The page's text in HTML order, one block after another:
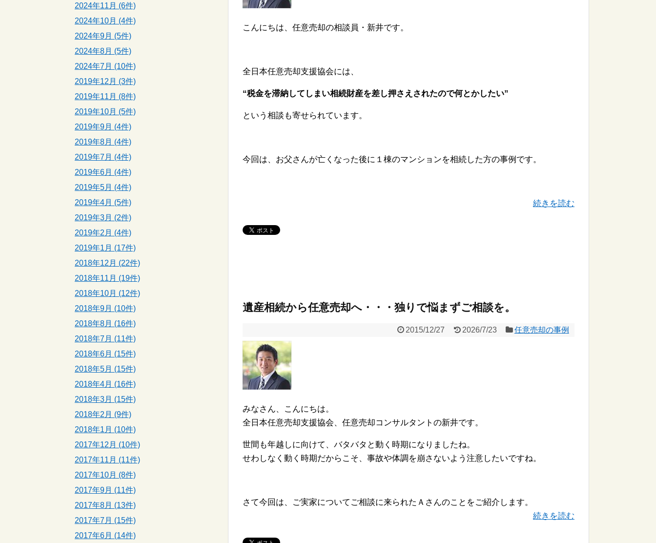
こんにちは、任意売却の相談員・新井です。
全日本任意売却支援協会には、
“税金を滞納してしまい相続財産を差し押さえされたので何とかしたい”
という相談も寄せられています。
今回は、お父さんが亡くなった後に１棟のマンションを相続した方の事例です。
続きを読む
遺産相続から任意売却へ・・・独りで悩まずご相談を。
2015/12/27 2026/7/23 任意売却の事例
みなさん、こんにちは。
全日本任意売却支援協会、任意売却コンサルタントの新井です。
世間も年越しに向けて、バタバタと動く時期になりましたね。
せわしなく動く時期だからこそ、事故や体調を崩さないよう注意したいですね。
さて今回は、ご実家についてご相談に来られたＡさんのことをご紹介します。
続きを読む
2024年11月 (6件)
2024年10月 (4件)
2024年9月 (5件)
2024年8月 (5件)
2024年7月 (10件)
2019年12月 (3件)
2019年11月 (8件)
2019年10月 (5件)
2019年9月 (4件)
2019年8月 (4件)
2019年7月 (4件)
2019年6月 (4件)
2019年5月 (4件)
2019年4月 (5件)
2019年3月 (2件)
2019年2月 (4件)
2019年1月 (17件)
2018年12月 (22件)
2018年11月 (19件)
2018年10月 (12件)
2018年9月 (10件)
2018年8月 (16件)
2018年7月 (11件)
2018年6月 (15件)
2018年5月 (15件)
2018年4月 (16件)
2018年3月 (15件)
2018年2月 (9件)
2018年1月 (10件)
2017年12月 (10件)
2017年11月 (11件)
2017年10月 (8件)
2017年9月 (11件)
2017年8月 (13件)
2017年7月 (15件)
2017年6月 (14件)